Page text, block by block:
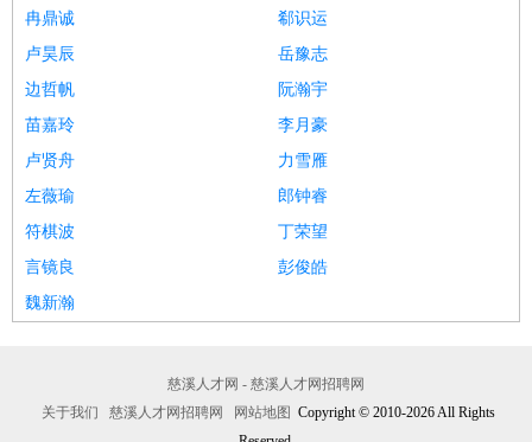
冉鼎诚
郗识运
卢昊辰
岳豫志
边哲帆
阮瀚宇
苗嘉玲
李月豪
卢贤舟
力雪雁
左薇瑜
郎钟睿
符棋波
丁荣望
言镜良
彭俊皓
魏新瀚
慈溪人才网 - 慈溪人才网招聘网
关于我们
慈溪人才网招聘网 网站地图 Copyright © 2010-2026 All Rights